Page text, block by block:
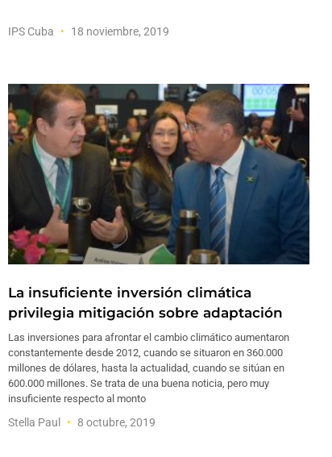
IPS Cuba 18 noviembre, 2019
La insuficiente inversión climática
privilegia mitigación sobre adaptación
Las inversiones para afrontar el cambio climático aumentaron
constantemente desde 2012, cuando se situaron en 360.000
millones de dólares, hasta la actualidad, cuando se sitúan en
600.000 millones. Se trata de una buena noticia, pero muy
insuficiente respecto al monto
Stella Paul 8 octubre, 2019